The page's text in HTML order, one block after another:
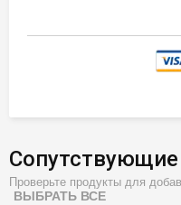
Проверьте продукты для
ВЫБРАТЬ ВСЕ